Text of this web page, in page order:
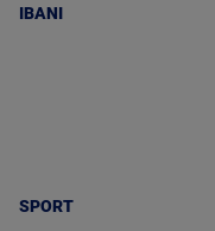
IBANI
SPORT